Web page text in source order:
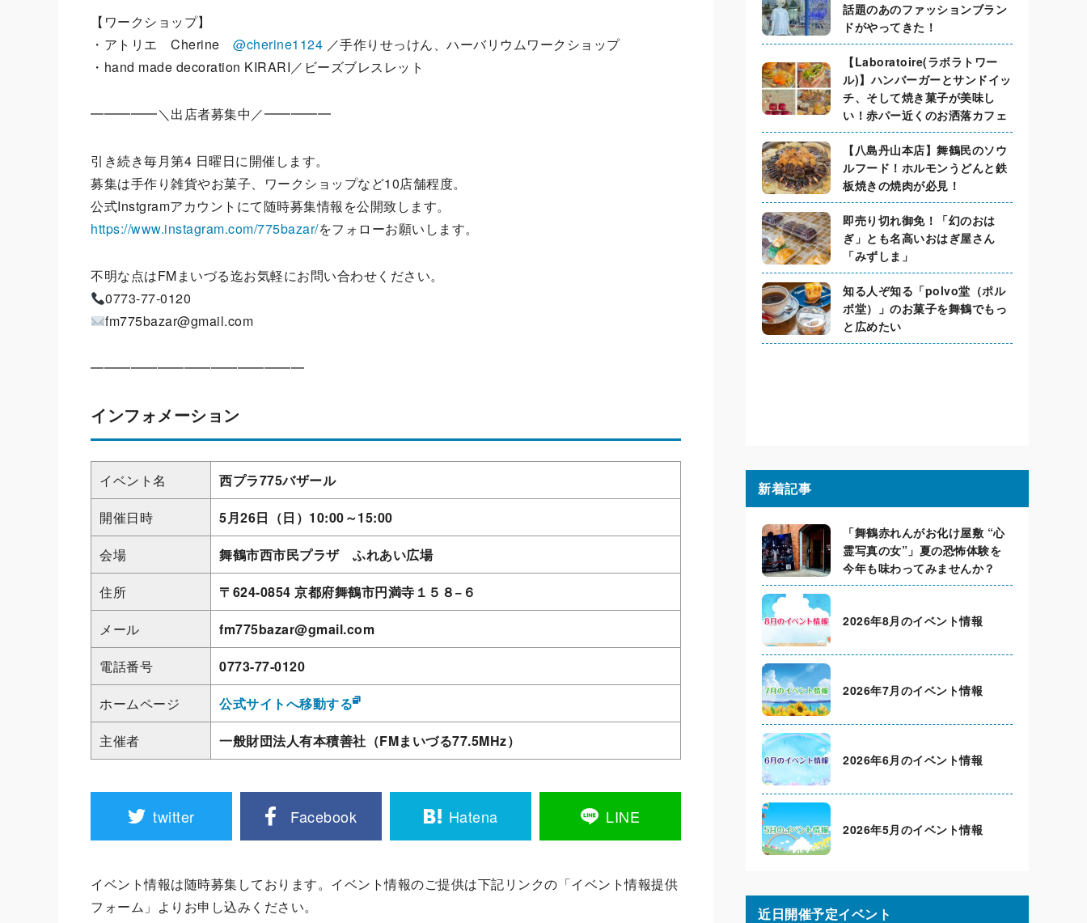
【ワークショップ】
・アトリエ Cherine @cherine1124 ／手作りせっけん、ハーバリウムワークショップ
・hand made decoration KIRARI／ビーズブレスレット
━━━━━＼出店者募集中／━━━━━
引き続き毎⽉第4 ⽇曜⽇に開催します。
募集は手作り雑貨やお菓子、ワークショップなど10店舗程度。
公式Instgramアカウントにて随時募集情報を公開致します。
https://www.instagram.com/775bazar/をフォローお願いします。
不明な点はFMまいづる迄お気軽にお問い合わせください。
0773-77-0120
fm775bazar@gmail.com
━━━━━━━━━━━━━━━━
インフォメーション
イベント名
西プラ775バザール
開催日時
5月26日（日）10:00～15:00
会場
舞鶴市⻄市⺠プラザ ふれあい広場
住所
〒624-0854 京都府舞鶴市円満寺１５８−６
メール
fm775bazar@gmail.com
電話番号
0773-77-0120
ホームページ
公式サイトへ移動する
主催者
⼀般財団法⼈有本積善社（FMまいづる77.5MHz）
twitter Facebook Hatena LINE
イベント情報は随時募集しております。イベント情報のご提供は下記リンクの「イベント情報提供
フォーム」よりお申し込みください。
話題のあのファッションブラン
ドがやってきた！
【Laboratoire(ラボラトワー
ル)】ハンバーガーとサンドイッ
チ、そして焼き菓子が美味し
い！赤パー近くのお洒落カフェ
【八島丹山本店】舞鶴民のソウ
ルフード！ホルモンうどんと鉄
板焼きの焼肉が必見！
即売り切れ御免！「幻のおは
ぎ」とも名高いおはぎ屋さん
「みずしま」
知る人ぞ知る「polvo堂（ポル
ボ堂）」のお菓子を舞鶴でもっ
と広めたい
新着記事
「舞鶴赤れんがお化け屋敷 “心
霊写真の女”」夏の恐怖体験を
今年も味わってみませんか？
2026年8月のイベント情報
2026年7月のイベント情報
2026年6月のイベント情報
2026年5月のイベント情報
近日開催予定イベント